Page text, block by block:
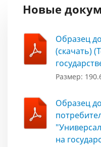
Новые
Образец
(скачать)
Размер:
Образец
на